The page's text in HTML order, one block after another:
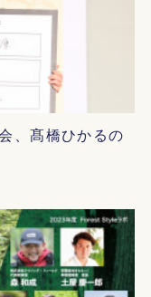
、髙橋ひかるの